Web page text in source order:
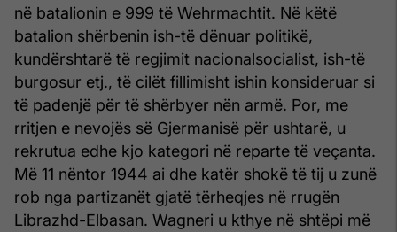
në batalionin e 999 të Wehrmachtit. Në këtë
batalion shërbenin ish-të dënuar politikë,
kundërshtarë të regjimit nacionalsocialist, ish-të
burgosur etj., të cilët fillimisht ishin konsideruar si
të padenjë për të shërbyer nën armë. Por, me
rritjen e nevojës së Gjermanisë për ushtarë, u
rekrutua edhe kjo kategori në reparte të veçanta.
Më 11 nëntor 1944 ai dhe katër shokë të tij u zunë
rob nga partizanët gjatë tërheqjes në rrugën
Librazhd-Elbasan. Wagneri u kthye në shtëpi më